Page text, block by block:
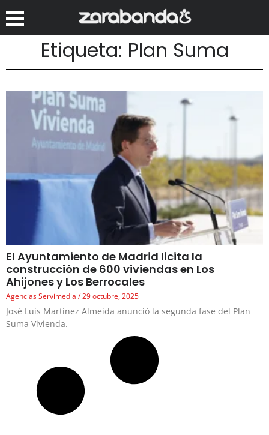
Etiqueta: Plan Suma
El Ayuntamiento de Madrid licita la
construcción de 600 viviendas en Los
Ahijones y Los Berrocales
Agencias Servimedia 29 octubre, 2025
José Luis Martínez Almeida anunció la segunda fase del Plan
Suma Vivienda.